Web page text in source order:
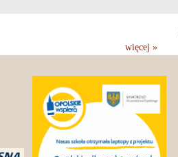
więcej »